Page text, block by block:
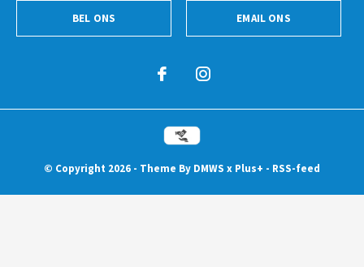
BEL ONS EMAIL ONS
© Copyright 2026 - Theme By DMWS x Plus+ - RSS-feed